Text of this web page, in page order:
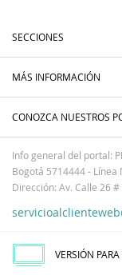
SECCIONES
MÁS INFORMACIÓN
CONOZCA NUESTROS
Info general del portal:
Bogotá 5714444 - Línea
Dirección: Av. Calle 26 #
VERSIÓN